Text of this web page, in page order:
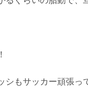
シもサッカー頑張っ